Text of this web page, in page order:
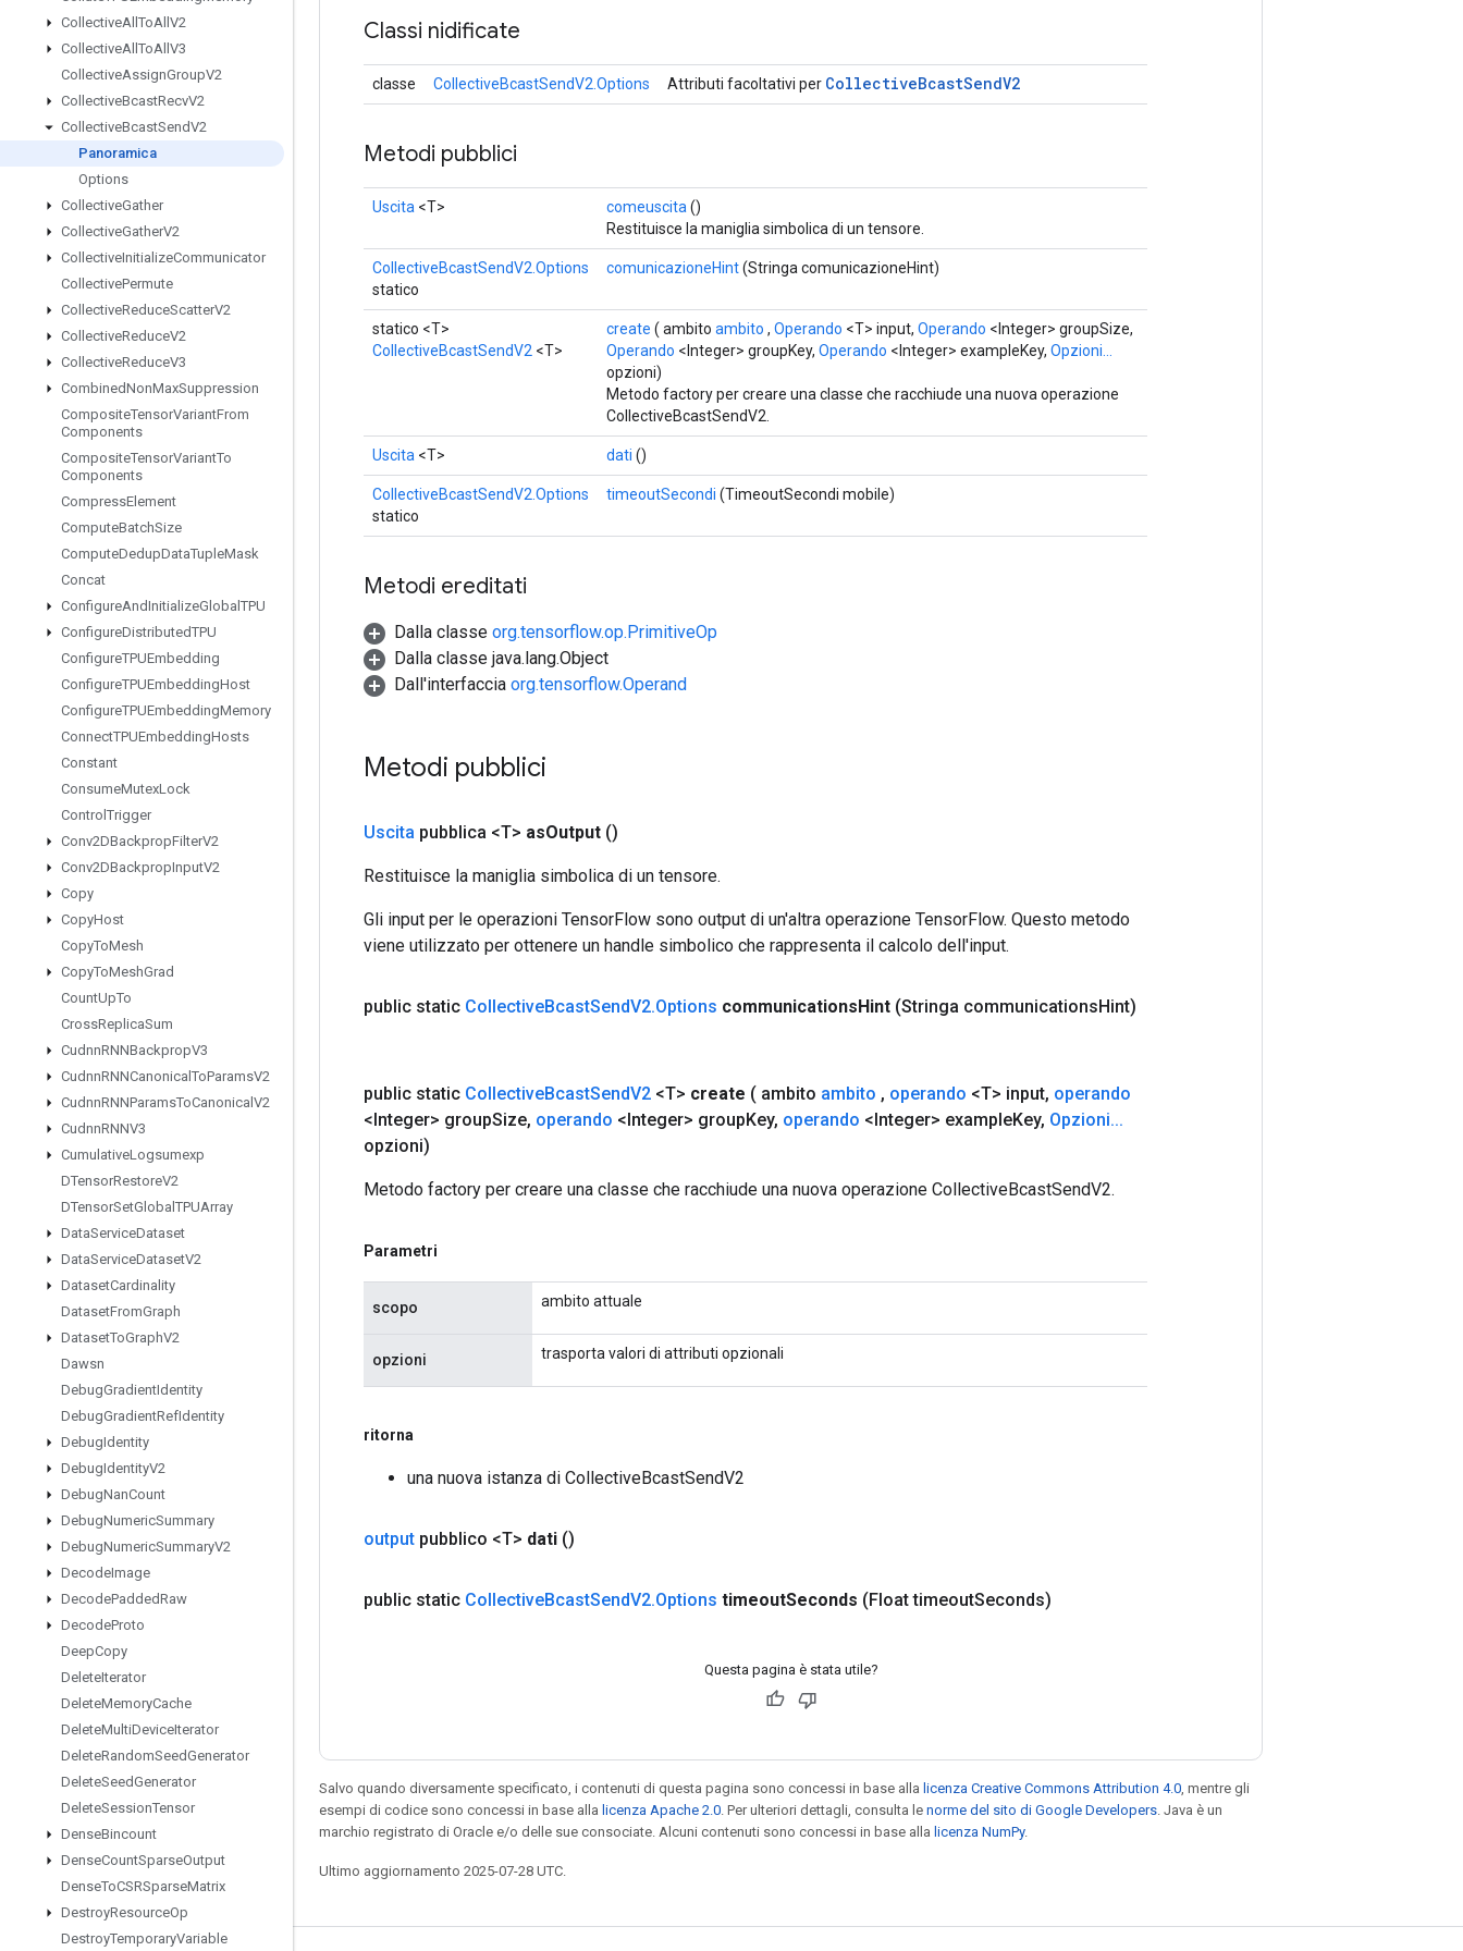
CollectiveAll ToAll V2
CollectiveAll ToAll V3
CollectiveAssignGroupV2
CollectiveBcastRecvV2
CollectiveBcastSendV2
Panoramica
Options
CollectiveGather
CollectiveGatherV2
CollectiveInitializeCommunicator
CollectivePermute
CollectiveReduceScatterV2
CollectiveReduceV2
CollectiveReduceV3
CombinedNonMaxSuppression
CompositeTensorVariantFrom
Components
CompositeTensorVariantTo
Components
CompressElement
ComputeBatchSize
ComputeDedupDataTupleMask
Concat
ConfigureAndInitializeGlobal TPU
ConfigureDistributedTPU
ConfigureTPUEmbedding
ConfigureTPUEmbeddingHost
ConfigureTPUEmbeddingMemory
ConnectTPUEmbeddingHosts
Constant
ConsumeMutexLock
Control Trigger
Conv2DBackpropFilterV2
Conv2DBackpropInputV2
Copy
CopyHost
CopyToMesh
CopyToMeshGrad
CountUpTo
CrossReplicaSum
CudnnRNNBackpropV3
CudnnRNNCanonical ToParamsV2
CudnnRNNParamsToCanonical V2
CudnnRNNV3
CumulativeLogsumexp
DTensorRestoreV2
DTensorSetGlobal TPUArray
DataServiceDataset
DataServiceDatasetV2
DatasetCardinality
DatasetFromGraph
DatasetToGraphV2
Dawsn
DebugGradientIdentity
DebugGradientRefIdentity
DebugIdentity
DebugIdentityV2
DebugNanCount
DebugNumericSummary
DebugNumericSummaryV2
DecodeImage
DecodePaddedRaw
DecodeProto
DeepCopy
DeleteIterator
DeleteMemoryCache
DeleteMultiDeviceIterator
DeleteRandomSeedGenerator
DeleteSeedGenerator
DeleteSessionTensor
DenseBincount
DenseCountSparseOutput
DenseToCSRSparseMatrix
DestroyResourceOp
DestroyTemporaryVariable
Classi nidificate
classe CollectiveBcastSendV2.Options Attributi facoltativi per CollectiveBcastSendV2
Metodi pubblici
Uscita <T> comeuscita ()
Restituisce la maniglia simbolica di un tensore.
CollectiveBcastSendV2.Options
statico
comunicazioneHint(Stringa comunicazioneHint)
statico <T>
CollectiveBcastSendV2 <T>
create ( ambito ambito , Operando <T> input, Operando <Integer> groupSize,
Operando <Integer> groupKey, Operando <Integer> exampleKey, Opzioni...
opzioni)
Metodo factory per creare una classe che racchiude una nuova operazione
CollectiveBcastSendV2.
Uscita <T> dati ()
CollectiveBcastSendV2.Options
statico
timeoutSecondi (TimeoutSecondi mobile)
Metodi ereditati
Dalla classe org.tensorflow.op.PrimitiveOp
Dalla classe java.lang.Object
Dall'interfaccia org.tensorflow.Operand
Metodi pubblici
Uscita pubblica <T> asOutput ()
Restituisce la maniglia simbolica di un tensore.
Gli input per le operazioni TensorFlow sono output di un'altra operazione TensorFlow. Questo metodo
viene utilizzato per ottenere un handle simbolico che rappresenta il calcolo dell'input.
public static CollectiveBcastSendV2.Options communicationsHint (Stringa communicationsHint)
public static CollectiveBcastSendV2 <T> create ( ambito ambito , operando <T> input, operando
<Integer> groupSize, operando <Integer> groupKey, operando <Integer> exampleKey, Opzioni...
opzioni)
Metodo factory per creare una classe che racchiude una nuova operazione CollectiveBcastSendV2.
Parametri
scopo ambito attuale
opzioni trasporta valori di attributi opzionali
ritorna
una nuova istanza di CollectiveBcastSendV2
output pubblico <T> dati ()
public static CollectiveBcastSendV2.Options timeoutSeconds (Float timeoutSeconds)
Questa pagina è stata utile?
Salvo quando diversamente specificato, i contenuti di questa pagina sono concessi in base alla licenza Creative Commons Attribution 4.0 , mentre gli
esempi di codice sono concessi in base alla licenza Apache 2.0 . Per ulteriori dettagli, consulta le norme del sito di Google Developers . Java è un
marchio registrato di Oracle e/o delle sue consociate. Alcuni contenuti sono concessi in base alla licenza NumPy.
Ultimo aggiornamento 2025-07-28 UTC.